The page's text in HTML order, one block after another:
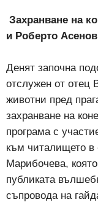
Захранване
и Роберто
Денят започна
отслужен от отец
животни пред
захранване на
програма с
към читалището в
Марибочева,
публиката
съпровода на